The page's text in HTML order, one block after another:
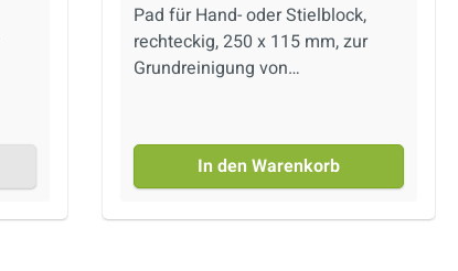
Pad für Hand- oder Stielblock,
rechteckig, 250 x 115 mm, zur
Grundreinigung von
In den Warenkorb